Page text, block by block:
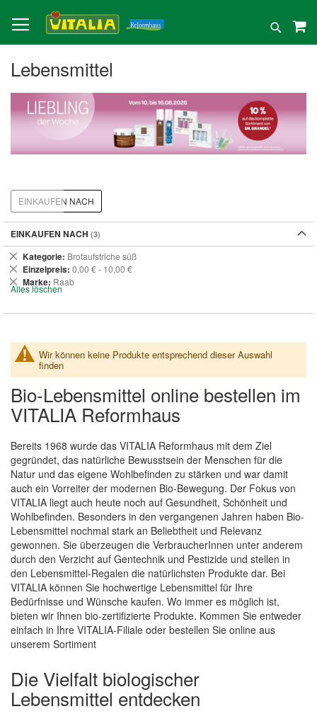
zum
Inhalt
Suche
Lebensmittel
Wir können keine Produkte entsprechend dieser Auswahl
finden
Bio-Lebensmittel online bestellen im
VITALIA Reformhaus
Bereits 1968 wurde das VITALIA Reformhaus mit dem Ziel
gegründet, das natürliche Bewusstsein der Menschen für die
Natur und das eigene Wohlbefinden zu stärken und war damit
auch ein Vorreiter der modernen Bio-Bewegung. Der Fokus von
VITALIA liegt auch heute noch auf Gesundheit, Schönheit und
Wohlbefinden. Besonders in den vergangenen Jahren haben Bio-
Lebensmittel nochmal stark an Beliebtheit und Relevanz
gewonnen. Sie überzeugen die VerbraucherInnen unter anderem
durch den Verzicht auf Gentechnik und Pestizide und stellen in
den Lebensmittel-Regalen die natürlichsten Produkte dar. Bei
VITALIA können Sie hochwertige Lebensmittel für Ihre
Bedürfnisse und Wünsche kaufen. Wo immer es möglich ist,
bieten wir Ihnen bio-zertifizierte Produkte. Kommen Sie entweder
einfach in Ihre VITALIA-Filiale oder bestellen Sie online aus
unserem Sortiment
Die Vielfalt biologischer
Lebensmittel entdecken
EINKAUFEN NACH
EINKAUFEN NACH
Kategorie Brotaufstriche süß
Dies
entfernen
Einzelpreis 0,00 € - 10,00 €
Dies
entfernen
Marke Raab
Dies
entfernen
Alles löschen